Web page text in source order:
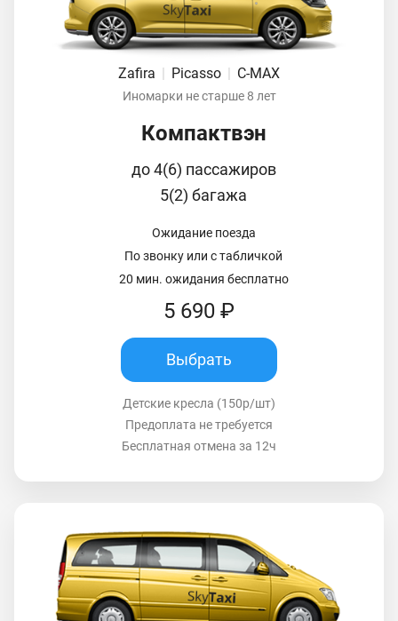
Zafira | Picasso | C-MAX
Иномарки не старше 8 лет
Компактвэн
до 4(6) пассажиров
5(2) багажа
Ожидание поезда
По звонку или с табличкой
20 мин. ожидания бесплатно
5 690 ₽
Выбрать
Детские кресла (150р/шт)
Предоплата не требуется
Бесплатная отмена за 12ч